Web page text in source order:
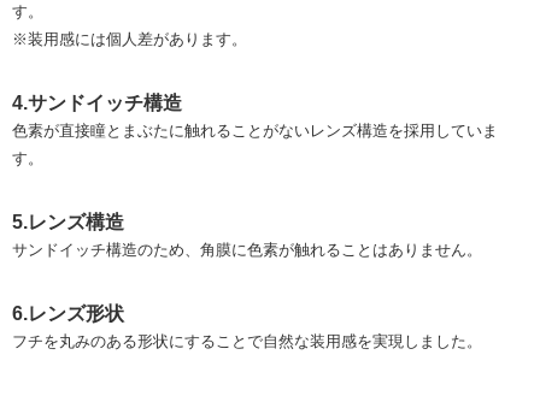
す。
※装用感には個人差があります。
4.サンドイッチ構造
色素が直接瞳とまぶたに触れることがないレンズ構造を採用していま
す。
5.レンズ構造
サンドイッチ構造のため、角膜に色素が触れることはありません。
6.レンズ形状
フチを丸みのある形状にすることで自然な装用感を実現しました。